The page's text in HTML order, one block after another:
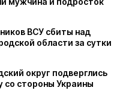
ВСУ сбиты над
области за сутки
округ подверглись
со стороны Украины